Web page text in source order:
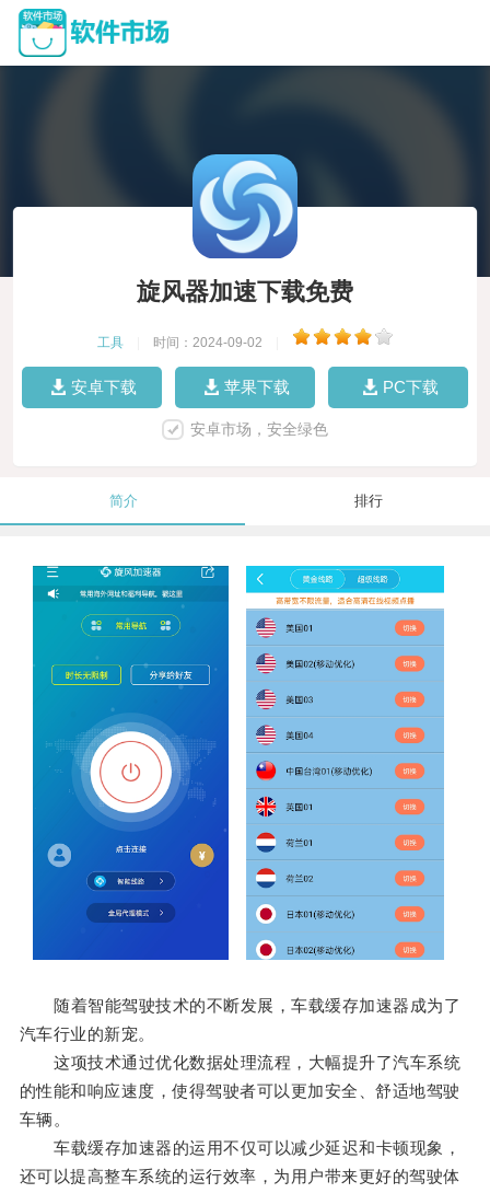
旋风器加速下载免费
工具 时间：2024-09-02
安卓下载 苹果下载 PC下载
安卓市场，安全绿色
简介 排行
随着智能驾驶技术的不断发展，车载缓存加速器成为了
汽车行业的新宠。
这项技术通过优化数据处理流程，大幅提升了汽车系统
的性能和响应速度，使得驾驶者可以更加安全、舒适地驾驶
车辆。
车载缓存加速器的运用不仅可以减少延迟和卡顿现象，
还可以提高整车系统的运行效率，为用户带来更好的驾驶体